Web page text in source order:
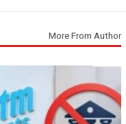
More From Author